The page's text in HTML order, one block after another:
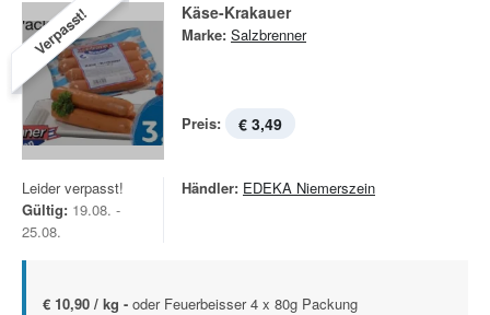
Verpasst! Käse-Krakauer
Marke: Salzbrenner
Preis: € 3,49
Leider verpasst!
Gültig: 19.08. -
25.08.
Händler: EDEKA Niemerszein
€ 10,90 / kg - oder Feuerbeisser 4 x 80g Packung